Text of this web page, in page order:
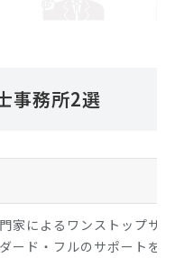
事務所2選
家によるワンストップサ
ード・フルのサポートを